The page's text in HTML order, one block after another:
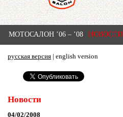
МОТОСАЛОН ’06 – ’08 НОВОСТИ
русская версия | english version
Новости
04/02/2008